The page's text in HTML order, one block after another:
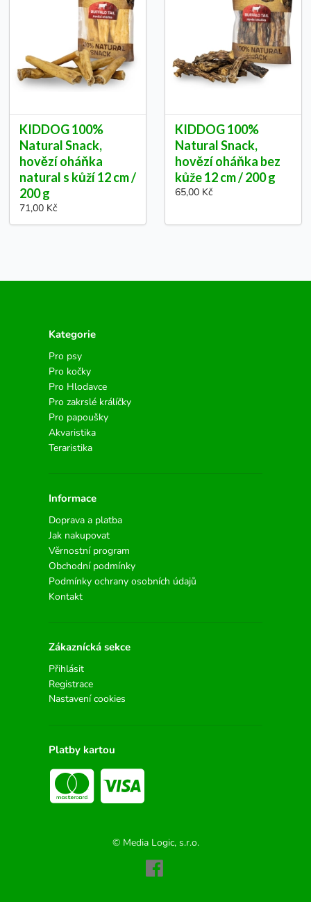
KIDDOG 100%
Natural Snack,
hovězí oháňka
natural s kůží 12 cm /
200 g
71,00 Kč
KIDDOG 100%
Natural Snack,
hovězí oháňka bez
kůže 12 cm / 200 g
65,00 Kč
Kategorie
Pro psy
Pro kočky
Pro Hlodavce
Pro zakrslé králíčky
Pro papoušky
Akvaristika
Teraristika
Informace
Doprava a platba
Jak nakupovat
Věrnostní program
Obchodní podmínky
Podmínky ochrany osobních údajů
Kontakt
Zákaznícká sekce
Přihlásit
Registrace
Nastavení cookies
Platby kartou
© Media Logic, s.r.o.